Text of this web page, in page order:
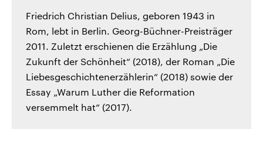
Friedrich Christian Delius, geboren 1943 in
Rom, lebt in Berlin. Georg-Büchner-Preisträger
2011. Zuletzt erschienen die Erzählung „Die
Zukunft der Schönheit“ (2018), der Roman „Die
Liebesgeschichtenerzählerin“ (2018) sowie der
Essay „Warum Luther die Reformation
versemmelt hat“ (2017).